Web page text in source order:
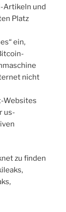
Artikeln und
Platz
ein,
nicht
Websites
us-
zu finden